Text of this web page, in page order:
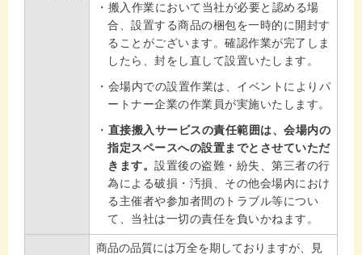
搬入作業において当社が必要と認める場
合、設置する商品の梱包を一時的に開封す
ることがございます。確認作業が完了しま
したら、封をし直して設置いたします。
会場内での設置作業は、イベントによりパ
ートナー企業の作業員が実施いたします。
直接搬入サービスの責任範囲は、会場内の
指定スペースへの設置までとさせていただ
きます。 設置後の盗難・紛失、第三者の行
為による破損・汚損、その他会場内におけ
る主催者や参加者間のトラブル等につい
て、当社は一切の責任を負いかねます。
商品の品質には万全を期しておりますが、見